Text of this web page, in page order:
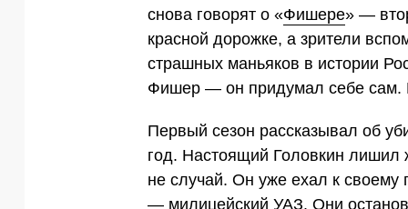
снова говорят о «Фишере» —
красной дорожке, а зрители
страшных маньяков в истории
Фишер — он придумал себе сам.
Первый сезон рассказывал об
год. Настоящий Головкин лишил
не случай. Он уже ехал к
— милицейский УАЗ. Они